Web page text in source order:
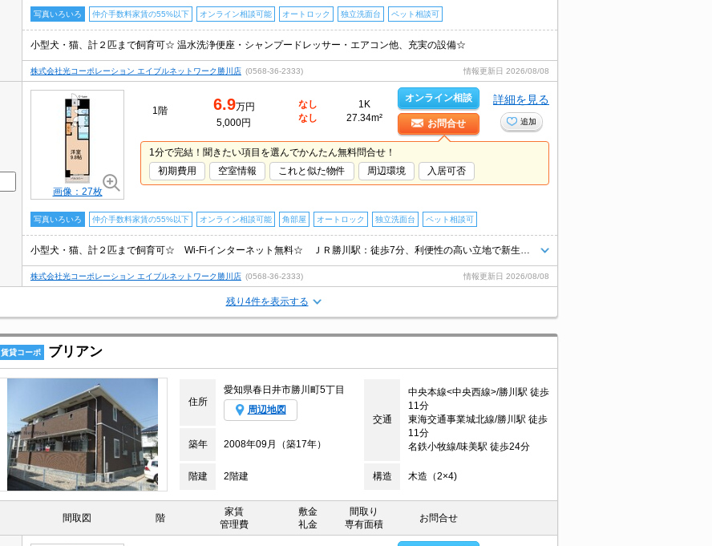
写真いろいろ 仲介手数料家賃の55%以下 オンライン相談可能 オートロック 独立洗面台 ペット相談可
小型犬・猫、計２匹まで飼育可☆ 温水洗浄便座・シャンプードレッサー・エアコン他、充実の設備☆
株式会社光コーポレーション エイブルネットワーク勝川店 (0568-36-2333) 情報更新日 2026/08/08
画像：27枚
1階 6.9万円
5,000円
なし
なし
1K
27.34m²
オンライン相談
お問合せ
詳細を見る
追加
1分で完結！聞きたい項目を選んでかんたん無料問合せ！
初期費用
空室情報 これと似た物件 周辺環境 入居可否
写真いろいろ 仲介手数料家賃の55%以下 オンライン相談可能 角部屋 オートロック 独立洗面台 ペット相談可
株式会社光コーポレーション エイブルネットワーク勝川店 (0568-36-2333) 情報更新日 2026/08/08
残り4件を表示する
賃貸コーポ ブリアン
住所
愛知県春日井市勝川町5丁目
周辺地図
交通
中央本線<中央西線>/勝川駅 徒歩
11分
東海交通事業城北線/勝川駅 徒歩
11分
名鉄小牧線/味美駅 徒歩24分
築年 2008年09月（築17年）
階建 2階建 構造 木造（2×4)
間取図 階
家賃
管理費
敷金
礼金
間取り
専有面積
お問合せ